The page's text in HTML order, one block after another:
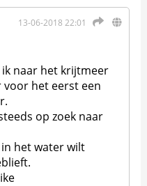
13-06-2018 22:01
ik naar het krijtmeer
het eerst een
op zoek naar
het water wilt